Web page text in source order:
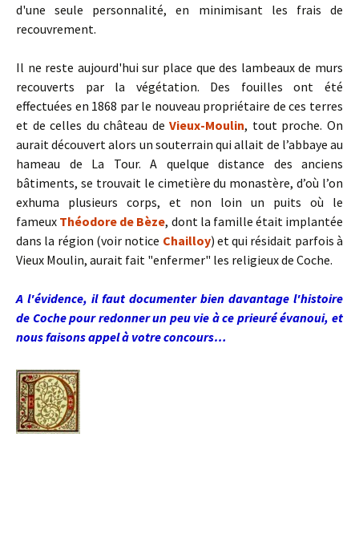
d'une seule personnalité, en minimisant les frais de
recouvrement.
Il ne reste aujourd'hui sur place que des lambeaux de murs
recouverts par la végétation. Des fouilles ont été
effectuées en 1868 par le nouveau propriétaire de ces terres
et de celles du château deVieux-Moulin, tout proche. On
aurait découvert alors un souterrain qui allait de l’abbaye au
hameau de La Tour. A quelque distance des anciens
bâtiments, se trouvait le cimetière du monastère, d’où l’on
exhuma plusieurs corps, et non loin un puits où le
fameux Théodore de Bèze, dont la famille était implantée
dans la région (voir notice Chailloy) et qui résidait parfois à
Vieux Moulin, aurait fait "enfermer" les religieux de Coche.
A l'évidence, il faut documenter bien davantage l'histoire
de Coche pour redonner un peu vie à ce prieuré évanoui, et
nous faisons appel à votre concours…